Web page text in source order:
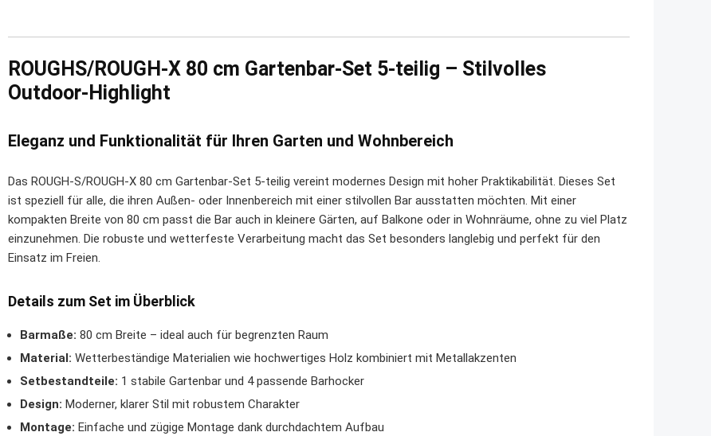
ROUGHS/ROUGH-X 80 cm Gartenbar-Set 5-teilig – Stilvolles
Outdoor-Highlight
Eleganz und Funktionalität für Ihren Garten und Wohnbereich
Das ROUGH-S/ROUGH-X 80 cm Gartenbar-Set 5-teilig vereint modernes Design mit hoher Praktikabilität. Dieses Set
ist speziell für alle, die ihren Außen- oder Innenbereich mit einer stilvollen Bar ausstatten möchten. Mit einer
kompakten Breite von 80 cm passt die Bar auch in kleinere Gärten, auf Balkone oder in Wohnräume, ohne zu viel Platz
einzunehmen. Die robuste und wetterfeste Verarbeitung macht das Set besonders langlebig und perfekt für den
Einsatz im Freien.
Details zum Set im Überblick
Barmaße: 80 cm Breite – ideal auch für begrenzten Raum
Material: Wetterbeständige Materialien wie hochwertiges Holz kombiniert mit Metallakzenten
Setbestandteile: 1 stabile Gartenbar und 4 passende Barhocker
Design: Moderner, klarer Stil mit robustem Charakter
Montage: Einfache und zügige Montage dank durchdachtem Aufbau